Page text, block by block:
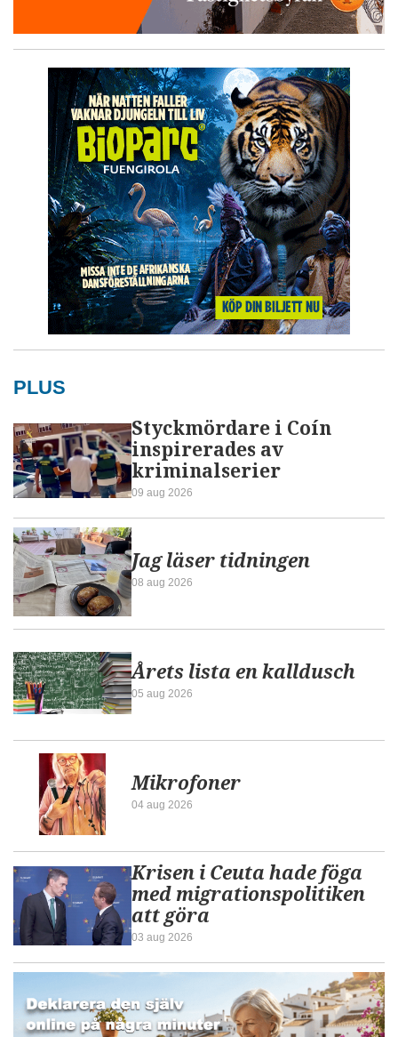
PLUS
Styckmördare i Coín
inspirerades av
kriminalserier
09 aug 2026
Jag läser tidningen
08 aug 2026
Årets lista en kalldusch
05 aug 2026
Mikrofoner
04 aug 2026
Krisen i Ceuta hade föga
med migrationspolitiken
att göra
03 aug 2026